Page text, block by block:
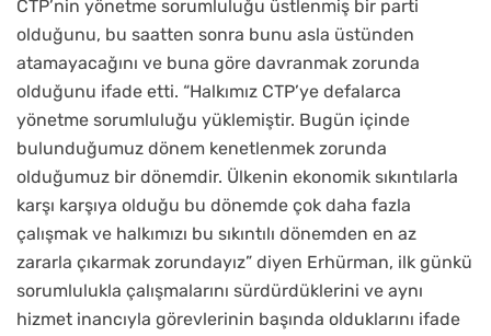
CTP’nin yönetme sorumluluğu üstlenmiş bir parti
olduğunu, bu saatten sonra bunu asla üstünden
atamayacağını ve buna göre davranmak zorunda
olduğunu ifade etti. “Halkımız CTP’ye defalarca
yönetme sorumluluğu yüklemiştir. Bugün içinde
bulunduğumuz dönem kenetlenmek zorunda
olduğumuz bir dönemdir. Ülkenin ekonomik sıkıntılarla
karşı karşıya olduğu bu dönemde çok daha fazla
çalışmak ve halkımızı bu sıkıntılı dönemden en az
zararla çıkarmak zorundayız” diyen Erhürman, ilk günkü
sorumlulukla çalışmalarını sürdürdüklerini ve aynı
hizmet inancıyla görevlerinin başında olduklarını ifade